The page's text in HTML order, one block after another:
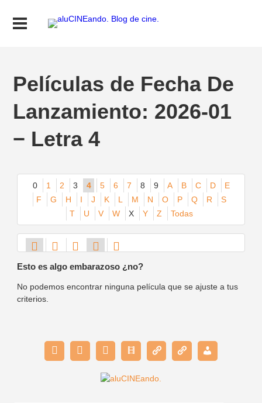
Películas de Fecha De
Lanzamiento: 2026-01
− Letra 4
0 1 2 3 4 5 6 7 8 9 A B C D
E
F
G H I J K L M N O P Q R
S
T
U V W X Y Z Todas
Esto es algo embarazoso ¿no?
No podemos encontrar ninguna película que se ajuste a tus
criterios.